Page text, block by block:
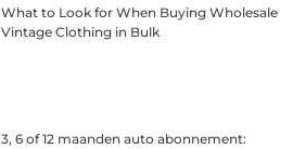
What to Look for When Buying Wholesale
Vintage Clothing in Bulk
3, 6 of 12 maanden auto abonnement: